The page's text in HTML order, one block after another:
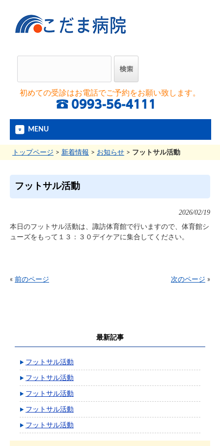
初めての受診はお電話でご予約をお願い致します。
MENU
トップページ > 新着情報 > お知らせ > フットサル活動
フットサル活動
2026/02/19
本日のフットサル活動は、諏訪体育館で行いますので、体育館シ
ューズをもって１３：３０デイケアに集合してください。
« 前のページ 次のページ »
最新記事
フットサル活動
フットサル活動
フットサル活動
フットサル活動
フットサル活動